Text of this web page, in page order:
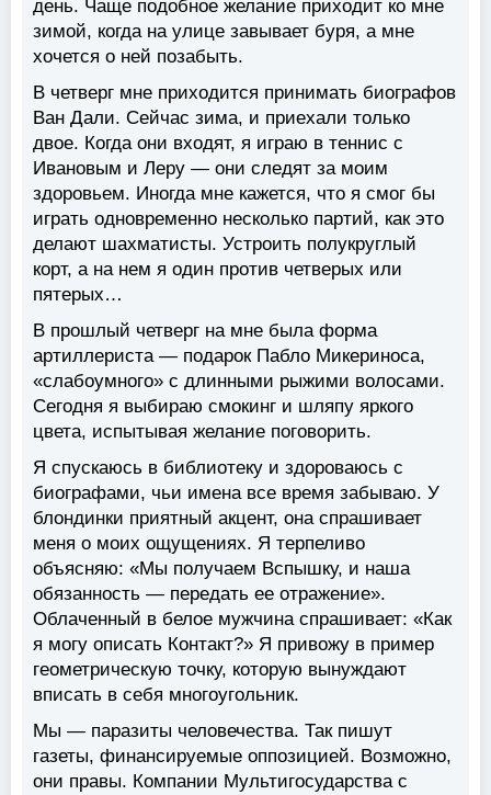
день. Чаще подобное желание приходит ко мне
зимой, когда на улице завывает буря, а мне
хочется о ней позабыть.
В четверг мне приходится принимать биографов
Ван Дали. Сейчас зима, и приехали только
двое. Когда они входят, я играю в теннис с
Ивановым и Леру — они следят за моим
здоровьем. Иногда мне кажется, что я смог бы
играть одновременно несколько партий, как это
делают шахматисты. Устроить полукруглый
корт, а на нем я один против четверых или
пятерых…
В прошлый четверг на мне была форма
артиллериста — подарок Пабло Микериноса,
«слабоумного» с длинными рыжими волосами.
Сегодня я выбираю смокинг и шляпу яркого
цвета, испытывая желание поговорить.
Я спускаюсь в библиотеку и здороваюсь с
биографами, чьи имена все время забываю. У
блондинки приятный акцент, она спрашивает
меня о моих ощущениях. Я терпеливо
объясняю: «Мы получаем Вспышку, и наша
обязанность — передать ее отражение».
Облаченный в белое мужчина спрашивает: «Как
я могу описать Контакт?» Я привожу в пример
геометрическую точку, которую вынуждают
вписать в себя многоугольник.
Мы — паразиты человечества. Так пишут
газеты, финансируемые оппозицией. Возможно,
они правы. Компании Мультигосударства с